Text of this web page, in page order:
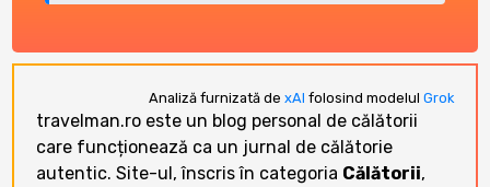
Analiză furnizată de xAI folosind modelul Grok
travelman.ro este un blog personal de călătorii
care funcționează ca un jurnal de călătorie
autentic. Site-ul, înscris în categoria Călătorii,